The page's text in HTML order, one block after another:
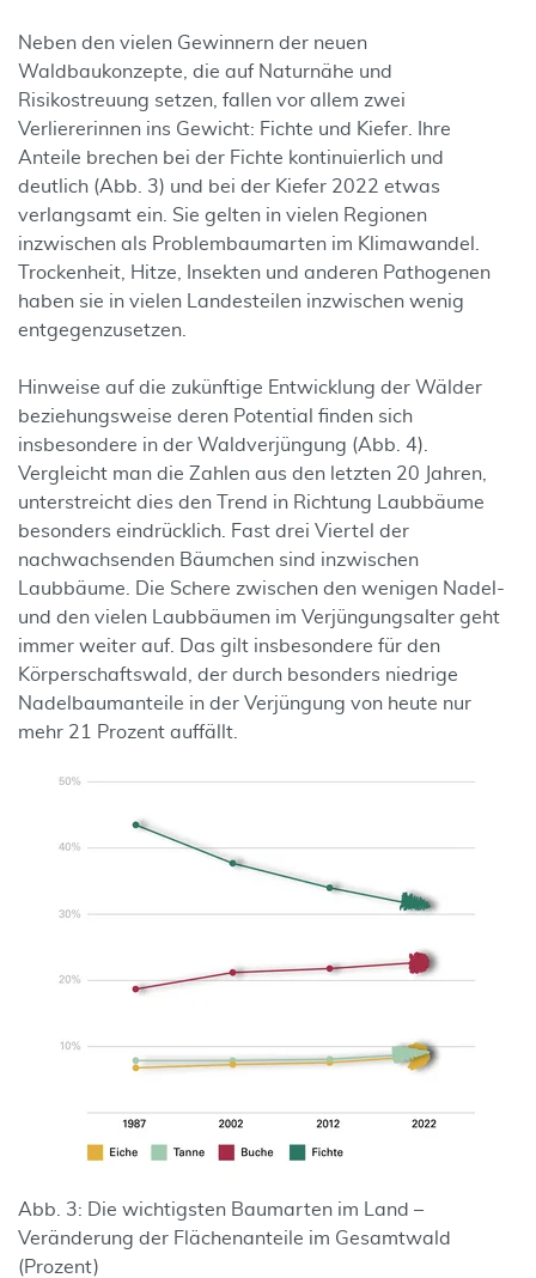
Neben den vielen Gewinnern der neuen
Waldbaukonzepte, die auf Naturnähe und
Risikostreuung setzen, fallen vor allem zwei
Verliererinnen ins Gewicht: Fichte und Kiefer. Ihre
Anteile brechen bei der Fichte kontinuierlich und
deutlich (Abb. 3) und bei der Kiefer 2022 etwas
verlangsamt ein. Sie gelten in vielen Regionen
inzwischen als Problembaumarten im Klimawandel.
Trockenheit, Hitze, Insekten und anderen Pathogenen
haben sie in vielen Landesteilen inzwischen wenig
entgegenzusetzen.
Hinweise auf die zukünftige Entwicklung der Wälder
beziehungsweise deren Potential finden sich
insbesondere in der Waldverjüngung (Abb. 4).
Vergleicht man die Zahlen aus den letzten 20 Jahren,
unterstreicht dies den Trend in Richtung Laubbäume
besonders eindrücklich. Fast drei Viertel der
nachwachsenden Bäumchen sind inzwischen
Laubbäume. Die Schere zwischen den wenigen Nadel-
und den vielen Laubbäumen im Verjüngungsalter geht
immer weiter auf. Das gilt insbesondere für den
Körperschaftswald, der durch besonders niedrige
Nadelbaumanteile in der Verjüngung von heute nur
mehr 21 Prozent auffällt.
Abb. 3: Die wichtigsten Baumarten im Land –
Veränderung der Flächenanteile im Gesamtwald
(Prozent)